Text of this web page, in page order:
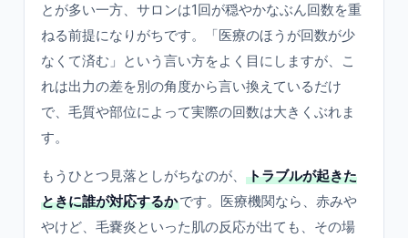
とが多い一方、サロンは1回が穏やかなぶん回数を重
ねる前提になりがちです。「医療のほうが回数が少
なくて済む」という言い方をよく目にしますが、こ
れは出力の差を別の角度から言い換えているだけ
で、毛質や部位によって実際の回数は大きくぶれま
す。
もうひとつ見落としがちなのが、
トラブルが起きた
ときに誰が対応するかです。医療機関なら、赤みや
やけど、毛嚢炎といった肌の反応が出ても、その場